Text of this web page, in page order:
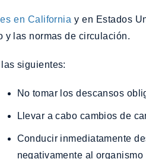
en California y en Estados
y las normas de circulación.
siguientes:
No tomar los descansos
Llevar a cabo cambios de
Conducir inmediatamente después de tomar medicamentos que afectan
negativamente al organismo